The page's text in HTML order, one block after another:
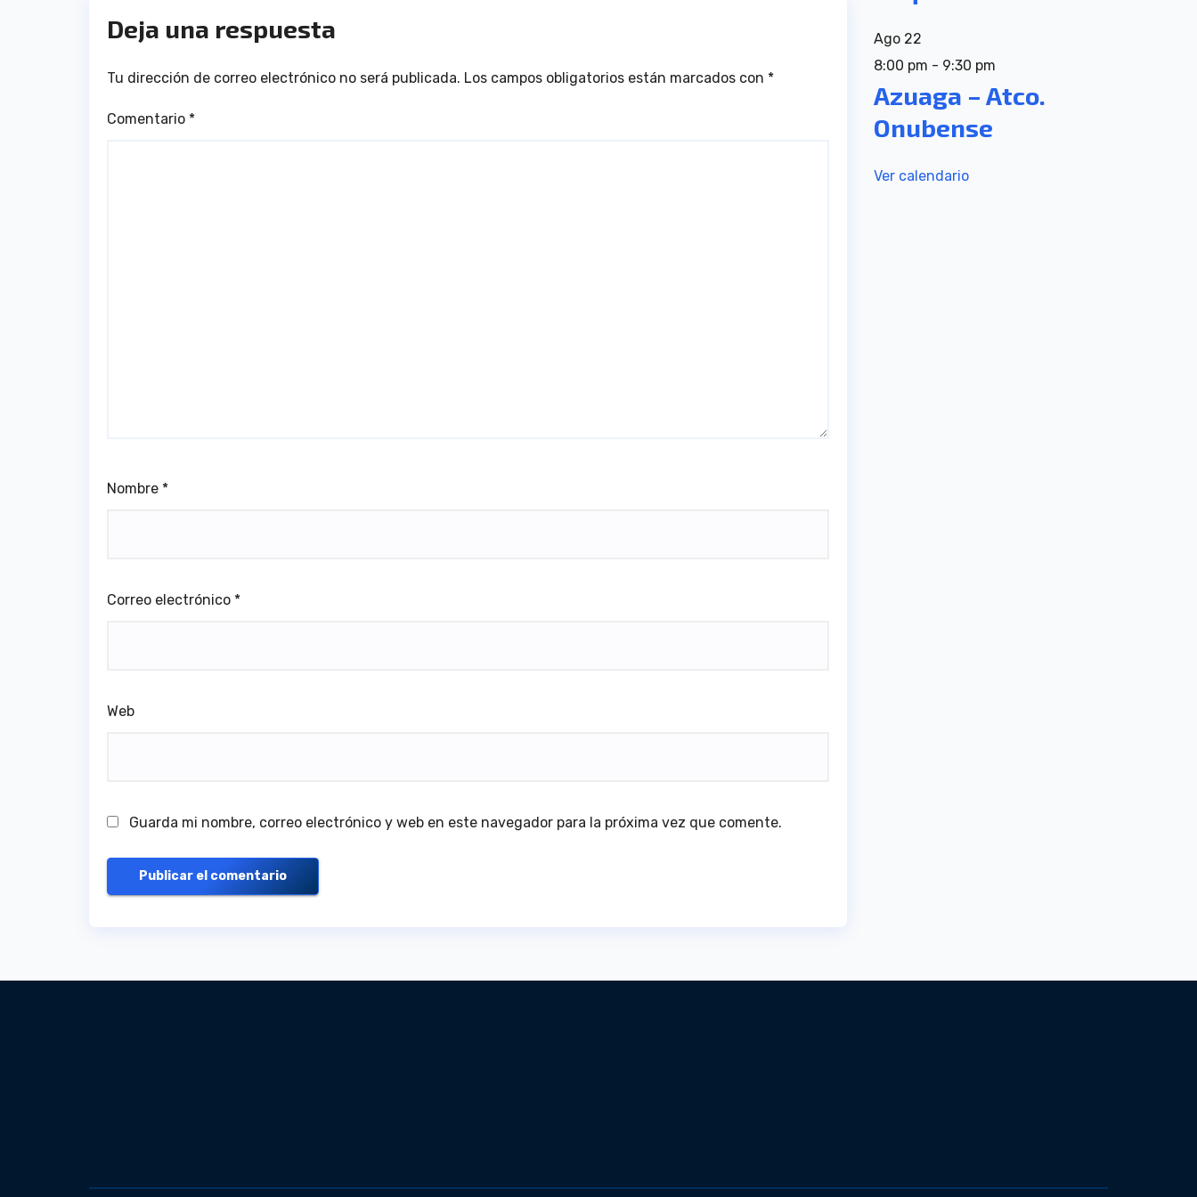
Deja una respuesta
Tu dirección de correo electrónico no será publicada. Los campos obligatorios están marcados con *
Comentario *
Nombre *
Correo electrónico *
Web
Guarda mi nombre, correo electrónico y web en este navegador para la próxima vez que comente.
Ago 22
8:00 pm - 9:30 pm
Azuaga – Atco.
Onubense
Ver calendario